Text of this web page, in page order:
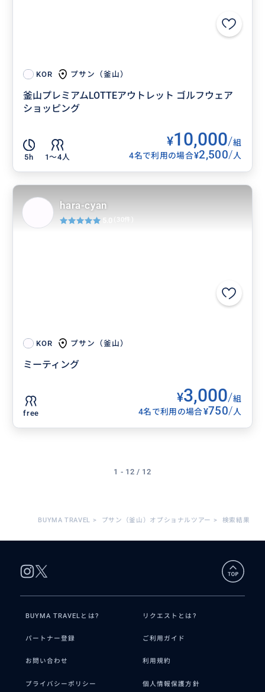
KOR プサン（釜山）
釜山プレミアムLOTTEアウトレット ゴルフウェア
ショッピング
5h 1〜4人
¥10,000/組
4名で利用の場合¥2,500/人
KOR プサン（釜山）
ミーティング
free
¥3,000/組
4名で利用の場合¥750/人
hara-cyan
5.0 (30件)
1 - 12 / 12
BUYMA TRAVEL > プサン（釜山）オプショナルツアー > 検索結果
BUYMA TRAVELとは? リクエストとは?
パートナー登録 ご利用ガイド
お問い合わせ 利用規約
プライバシーポリシー 個人情報保護方針